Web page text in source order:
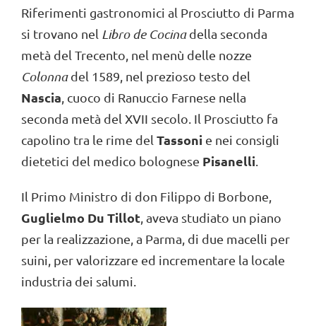
Riferimenti gastronomici al Prosciutto di Parma
si trovano nel Libro de Cocinadella seconda
metà del Trecento, nel menù delle nozze
Colonnadel 1589, nel prezioso testo del
Nascia , cuoco di Ranuccio Farnese nella
seconda metà del XVII secolo. Il Prosciutto fa
capolino tra le rime del Tassoni e nei consigli
dietetici del medico bolognese Pisanelli
Il Primo Ministro di don Filippo di Borbone,
Guglielmo Du Tillot , aveva studiato un piano
per la realizzazione, a Parma, di due macelli per
suini, per valorizzare ed incrementare la locale
industria dei salumi.